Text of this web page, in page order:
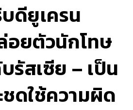
ดียูเครน
อยตัวนักโทษ
รัสเซีย – เป็น
ดใช้ความผิด